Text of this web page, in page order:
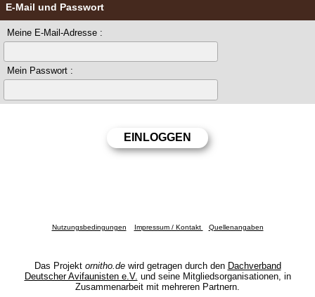
E-Mail und Passwort
Meine E-Mail-Adresse :
Mein Passwort :
Nutzungsbedingungen Impressum / Kontakt Quellenangaben
Das Projekt ornitho.dewird getragen durch den Dachverband
Deutscher Avifaunisten e.V. und seine Mitgliedsorganisationen, in
Zusammenarbeit mit mehreren Partnern.